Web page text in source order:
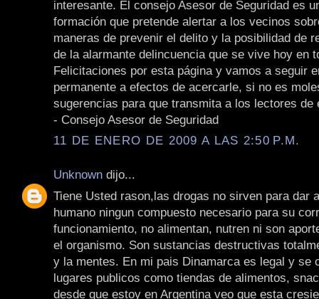
interesante. El consejo Asesor de Seguridad es
formación que pretende alertar a los vecinos
maneras de prevenir el delito y la posibilidad de
de la alarmante delincuencia que se vive hoy en
Felicitaciones por esta página y vamos a seguir
permanente a efectos de acercarle, si no es
sugerencias para que transmita a los lectores de
- Consejo Asesor de Seguridad
11 DE ENERO DE 2009 A LAS 2:50 P.M.
Unknown dijo...
Tiene Usted rason,las drogas no sirven para dar
humano ningun compuesto necesario para su
funcionamiento, no alimentan, nutren ni son
el organismo. Son sustancias destructivas
y la mentes. En mi pais Dinamarca es legal y se
lugares publicos como tiendas de alimentos,
desde que estoy en Argentina veo que esta